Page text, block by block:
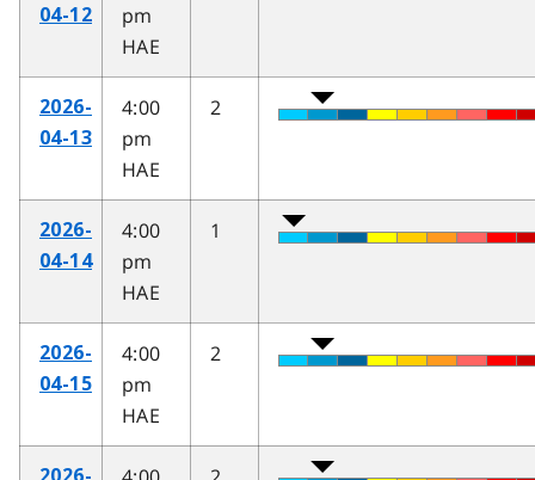
04-12
pm
HAE
2026-
04-13
4:00
pm
HAE
2
2026-
04-14
4:00
pm
HAE
1
2026-
04-15
4:00
pm
HAE
2